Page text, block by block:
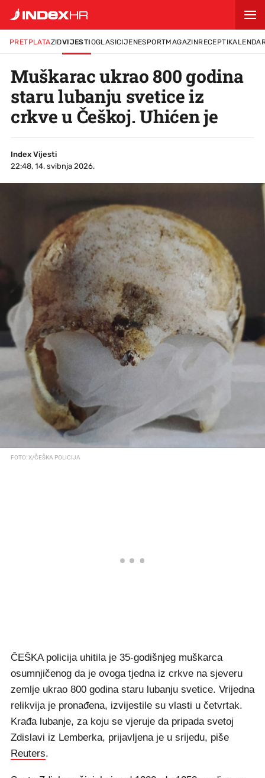
PRETPLATAZIDVIJESTIOGLASICIJENESPORTMAGAZINRECEPTI
Muškarac ukrao 800 godina
staru lubanju svetice iz
crkve u Češkoj. Uhićen je
Index Vijesti
22:48, 14. svibnja 2026.
FOTO: X/ČEŠKA POLICIJA
ČEŠKA policija uhitila je 35-godišnjeg muškarca
osumnjičenog da je ovoga tjedna iz crkve na sjeveru
zemlje ukrao 800 godina staru lubanju svetice. Vrijedna
relikvija je pronađena, izvijestile su vlasti u četvrtak.
Krađa lubanje, za koju se vjeruje da pripada svetoj
Zdislavi iz Lemberka, prijavljena je u srijedu, piše
Reuters.